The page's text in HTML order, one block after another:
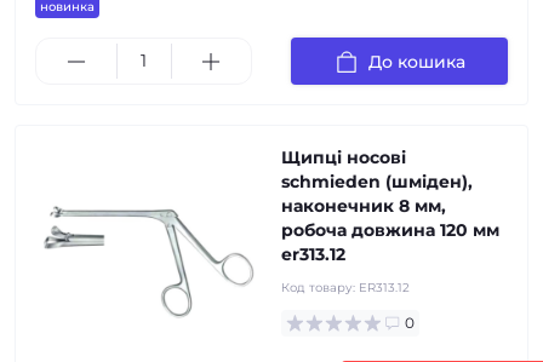
новинка
До кошика
Щипці носові
schmieden (шміден),
наконечник 8 мм,
робоча довжина 120 мм
er313.12
Код товару: ER313.12
0